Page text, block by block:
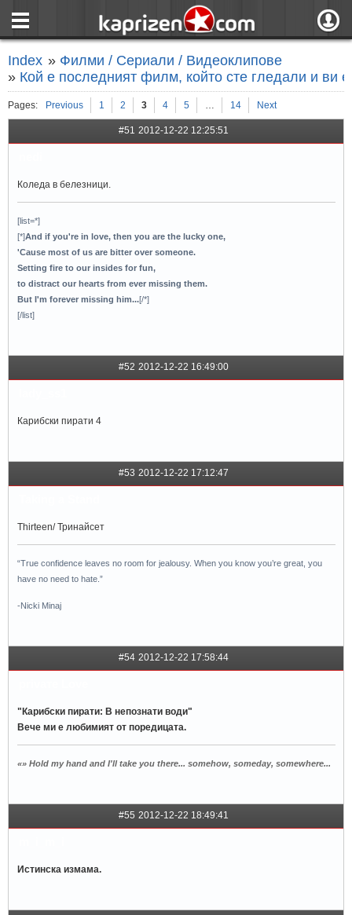
Index » Филми / Сериали / Видеоклипове
» Кой е последният филм, който сте гледали и ви
Pages: Previous 1 2 3 4 5 … 14 Next
#51 2012-12-22 12:25:51
Коледа в белезници.
[list=*]
[*]And if you're in love, then you are the lucky one,
'Cause most of us are bitter over someone.
Setting fire to our insides for fun,
to distract our hearts from ever missing them.
But I'm forever missing him...[/*]
[/list]
#52 2012-12-22 16:49:00
Карибски пирати 4
#53 2012-12-22 17:12:47
Thirteen/ Тринайсет
“True confidence leaves no room for jealousy. When you know you’re great, you
have no need to hate.”
-Nicki Minaj
#54 2012-12-22 17:58:44
"Карибски пирати: В непознати води"
Вече ми е любимият от поредицата.
«» Hold my hand and I'll take you there... somehow, someday, somewhere...
#55 2012-12-22 18:49:41
Истинска измама.